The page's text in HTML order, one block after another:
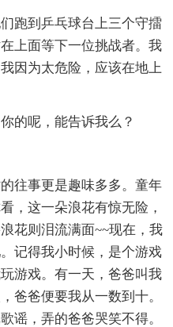
跑到乒乓球台上三个守擂
上面等下一位挑战者。我
因为太危险，应该在地上
的呢，能告诉我么？
往事更是趣味多多。童年
，这一朵浪花有惊无险，
花则泪流满面~~现在，我
记得我小时候，是个游戏
游戏。有一天，爸爸叫我
爸爸便要我从一数到十。
谣，弄的爸爸哭笑不得。